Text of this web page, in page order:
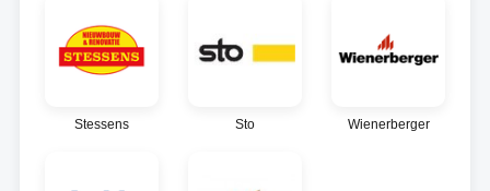
Stessens Sto Wienerberger